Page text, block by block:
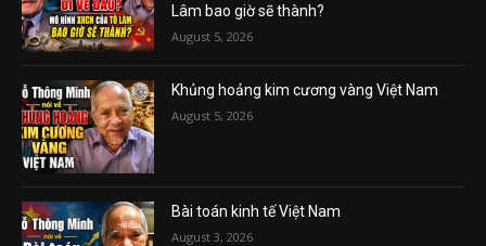
Lâm bao giờ sẽ thành?
August 5, 2026
Khủng hoảng kim cương vàng Việt Nam
August 5, 2026
Bài toán kinh tế Việt Nam
August 3, 2026